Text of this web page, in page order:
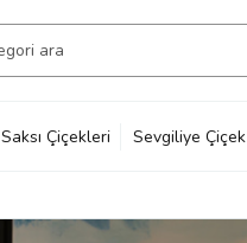
Saksı Çiçekleri Sevgiliye Çiçek